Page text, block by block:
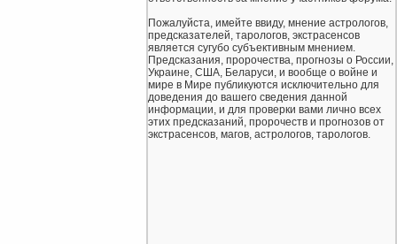
Пожалуйста, имейте ввиду, мнение астрологов,
предсказателей, тарологов, экстрасенсов
является сугубо субъективным мнением.
Предсказания, пророчества, прогнозы о России,
Украине, США, Беларуси, и вообще о войне и
мире в Мире публикуются исключительно для
доведения до вашего сведения данной
информации, и для проверки вами лично всех
этих предсказаний, пророчеств и прогнозов от
экстрасенсов, магов, астрологов, тарологов.